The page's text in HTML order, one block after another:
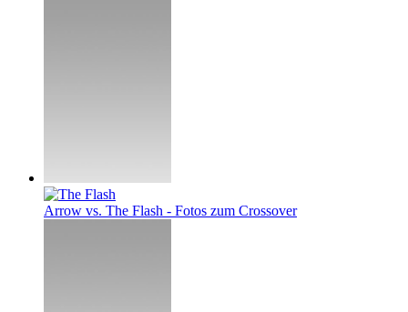
Arrow vs. The Flash - Fotos zum Crossover